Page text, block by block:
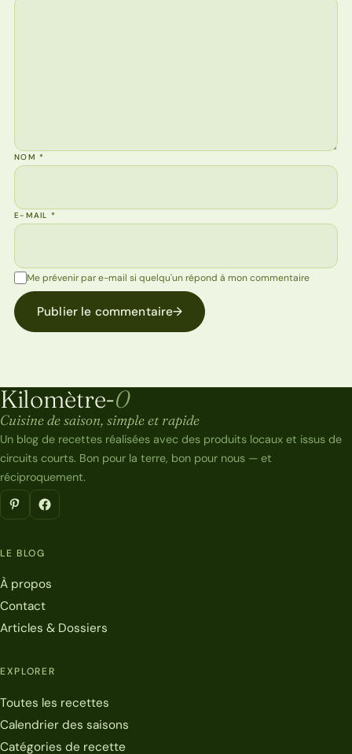
NOM*
E-MAIL*
Me prévenir par e-mail si quelqu'un répond à mon commentaire
Publier le commentaire→
Kilomètre-0
Kilomètre-0
Cuisine de saison, simple et rapide
Un blog de recettes réalisées avec des produits locaux et issus de
circuits courts. Bon pour la terre, bon pour nous — et
réciproquement.
LE BLOG
À propos
Contact
Articles & Dossiers
EXPLORER
Toutes les recettes
Calendrier des saisons
Catégories de recette